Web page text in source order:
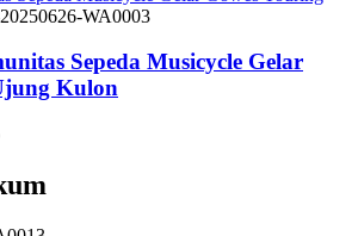
Sepeda Musicycle Gelar
Kulon